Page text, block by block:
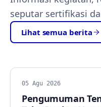
seputar sertifikasi
Lihat semua berita
BERITA
05 Agu 2026
Pengumuman